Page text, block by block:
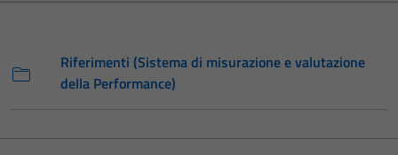
Riferimenti (Sistema di misurazione e valutazione
della Performance)